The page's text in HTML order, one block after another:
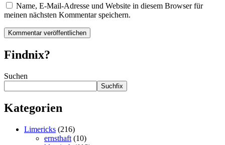
Name, E-Mail-Adresse und Website in diesem Browser für
meinen nächsten Kommentar speichern.
Findnix?
Suchen
Suchfix
Kategorien
Limericks (216)
ernsthaft (10)